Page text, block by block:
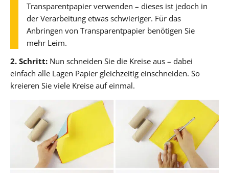
Transparentpapier verwenden – dieses ist jedoch in
der Verarbeitung etwas schwieriger. Für das
Anbringen von Transparentpapier benötigen Sie
mehr Leim.
2. Schritt: Nun schneiden Sie die Kreise aus – dabei
einfach alle Lagen Papier gleichzeitig einschneiden. So
kreieren Sie viele Kreise auf einmal.